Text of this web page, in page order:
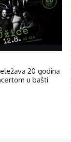
20 godina
u bašti